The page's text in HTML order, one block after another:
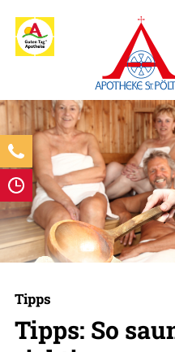
Tipps
Tipps: So